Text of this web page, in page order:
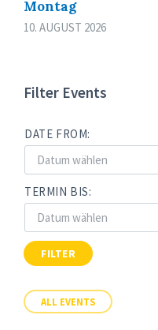
Montag
10. AUGUST 2026
Filter Events
DATE FROM:
TERMIN BIS:
FILTER
ALL EVENTS